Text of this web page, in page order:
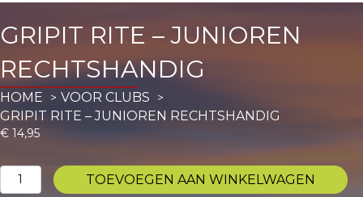
GRIPIT RITE – JUNIOREN
RECHTSHANDIG
HOME
VOOR CLUBS
GRIPIT RITE – JUNIOREN RECHTSHANDIG
€ 14,95
GripIt
Rite
TOEVOEGEN AAN WINKELWAGEN